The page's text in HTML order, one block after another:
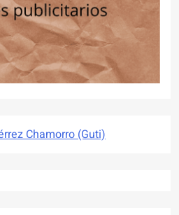
Chamorro (Guti)